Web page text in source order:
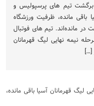
برگشت تیم های پرسپولیس و
باقی مانده، ظرفیت ورزشگاه
در مانده‌اند. تیم های فوتبال
نیمه نهایی لیگ قهرمانان
قهرمانان آسیا باقی مانده،